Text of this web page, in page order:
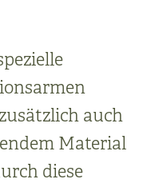
auch
Material
diese